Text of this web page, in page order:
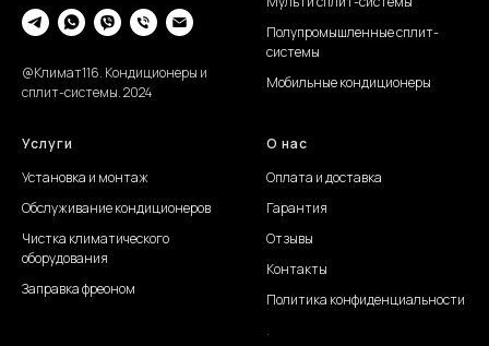
@Климат116. Кондиционеры и
сплит-системы. 2024
Полупромышленные сплит-
системы
Мобильные кондиционеры
Услуги
Установка и монтаж
Обслуживаниекондиционеров
Чистка климатического
оборудования
Заправка фреоном
О нас
Оплата и доставка
Гарантия
Отзывы
Контакты
Политика конфиденциальности
.